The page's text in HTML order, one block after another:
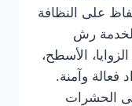
على النظافة
رش
الأسطح،
فعالة وآمنة.
الحشرات